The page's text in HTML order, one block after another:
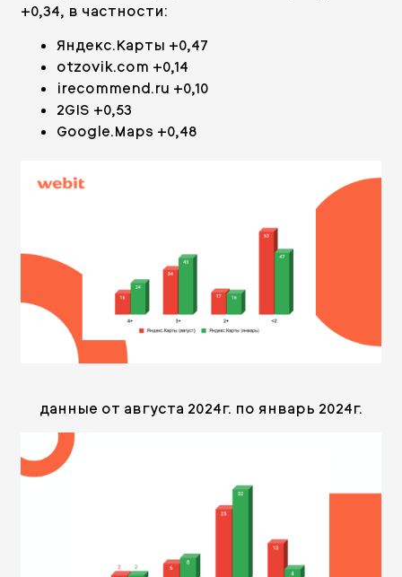
+0,34, в частности:
Яндекс.Карты +0,47
otzovik.com +0,14
irecommend.ru +0,10
2GIS +0,53
Google.Maps +0,48
данные от августа 2024г. по январь 2024г.